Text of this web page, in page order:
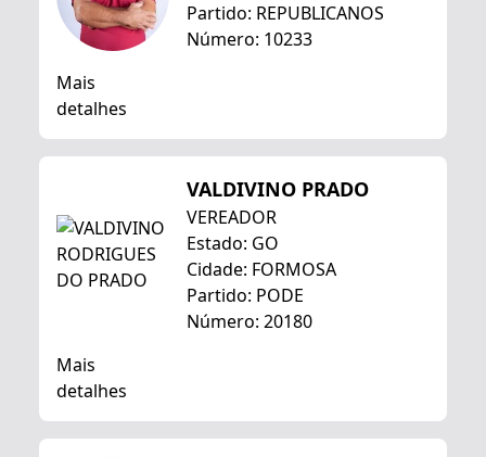
Partido: REPUBLICANOS
Número: 10233
Mais
detalhes
VALDIVINO PRADO
VEREADOR
Estado: GO
Cidade: FORMOSA
Partido: PODE
Número: 20180
Mais
detalhes